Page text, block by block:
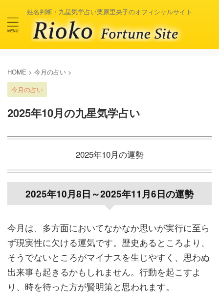
姓名判断・九星気学占い栗原里央子のオフィシャルサイト
HOME > 今月の占い >
今月の占い
2025年10月の九星気学占い
2025年10月の運勢
2025年10月8日～2025年11月6日の運勢
今月は、多方面においてなかなか思いが実行に至ら
ず現実性に欠ける運気です。歴史あるところより、
そうでないところがマイナスを生じやすく、思わぬ
出来事も起きるかもしれません。行動を起こすよ
り、時を待った方が賢明策と思われます。